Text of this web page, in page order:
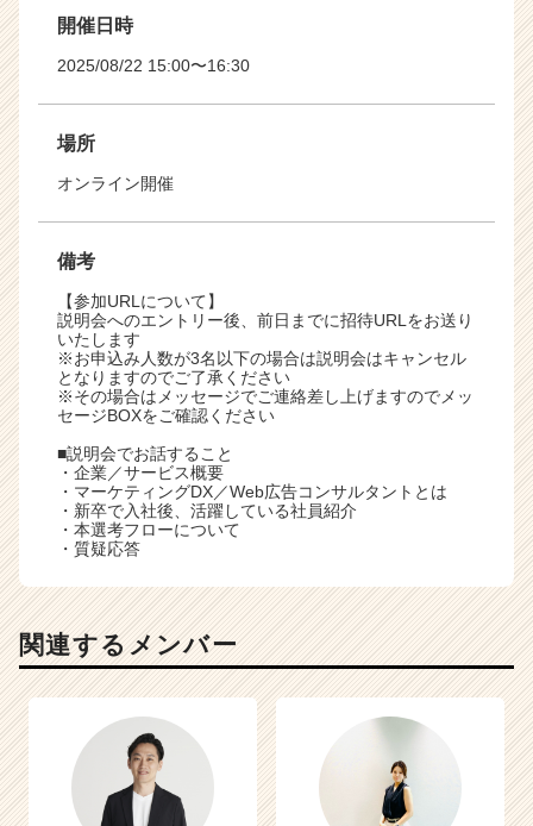
開催日時
2025/08/22 15:00〜16:30
場所
オンライン開催
備考
【参加URLについて】
説明会へのエントリー後、前日までに招待URLをお送り
いたします
※お申込み人数が3名以下の場合は説明会はキャンセル
となりますのでご了承ください
※その場合はメッセージでご連絡差し上げますのでメッ
セージBOXをご確認ください
■説明会でお話すること
・企業／サービス概要
・マーケティングDX／Web広告コンサルタントとは
・新卒で入社後、活躍している社員紹介
・本選考フローについて
・質疑応答
関連するメンバー